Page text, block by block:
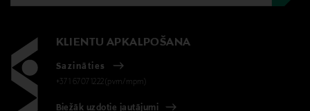
KLIENTU APKALPOŠANA
Sazināties
+371 67071222(pvm/mpm)
Biežāk uzdotie jautājumi